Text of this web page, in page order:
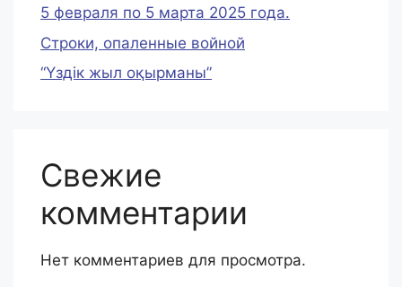
5 февраля по 5 марта 2025 года.
Строки, опаленные войной
“Үздік жыл оқырманы”
Свежие
комментарии
Нет комментариев для просмотра.